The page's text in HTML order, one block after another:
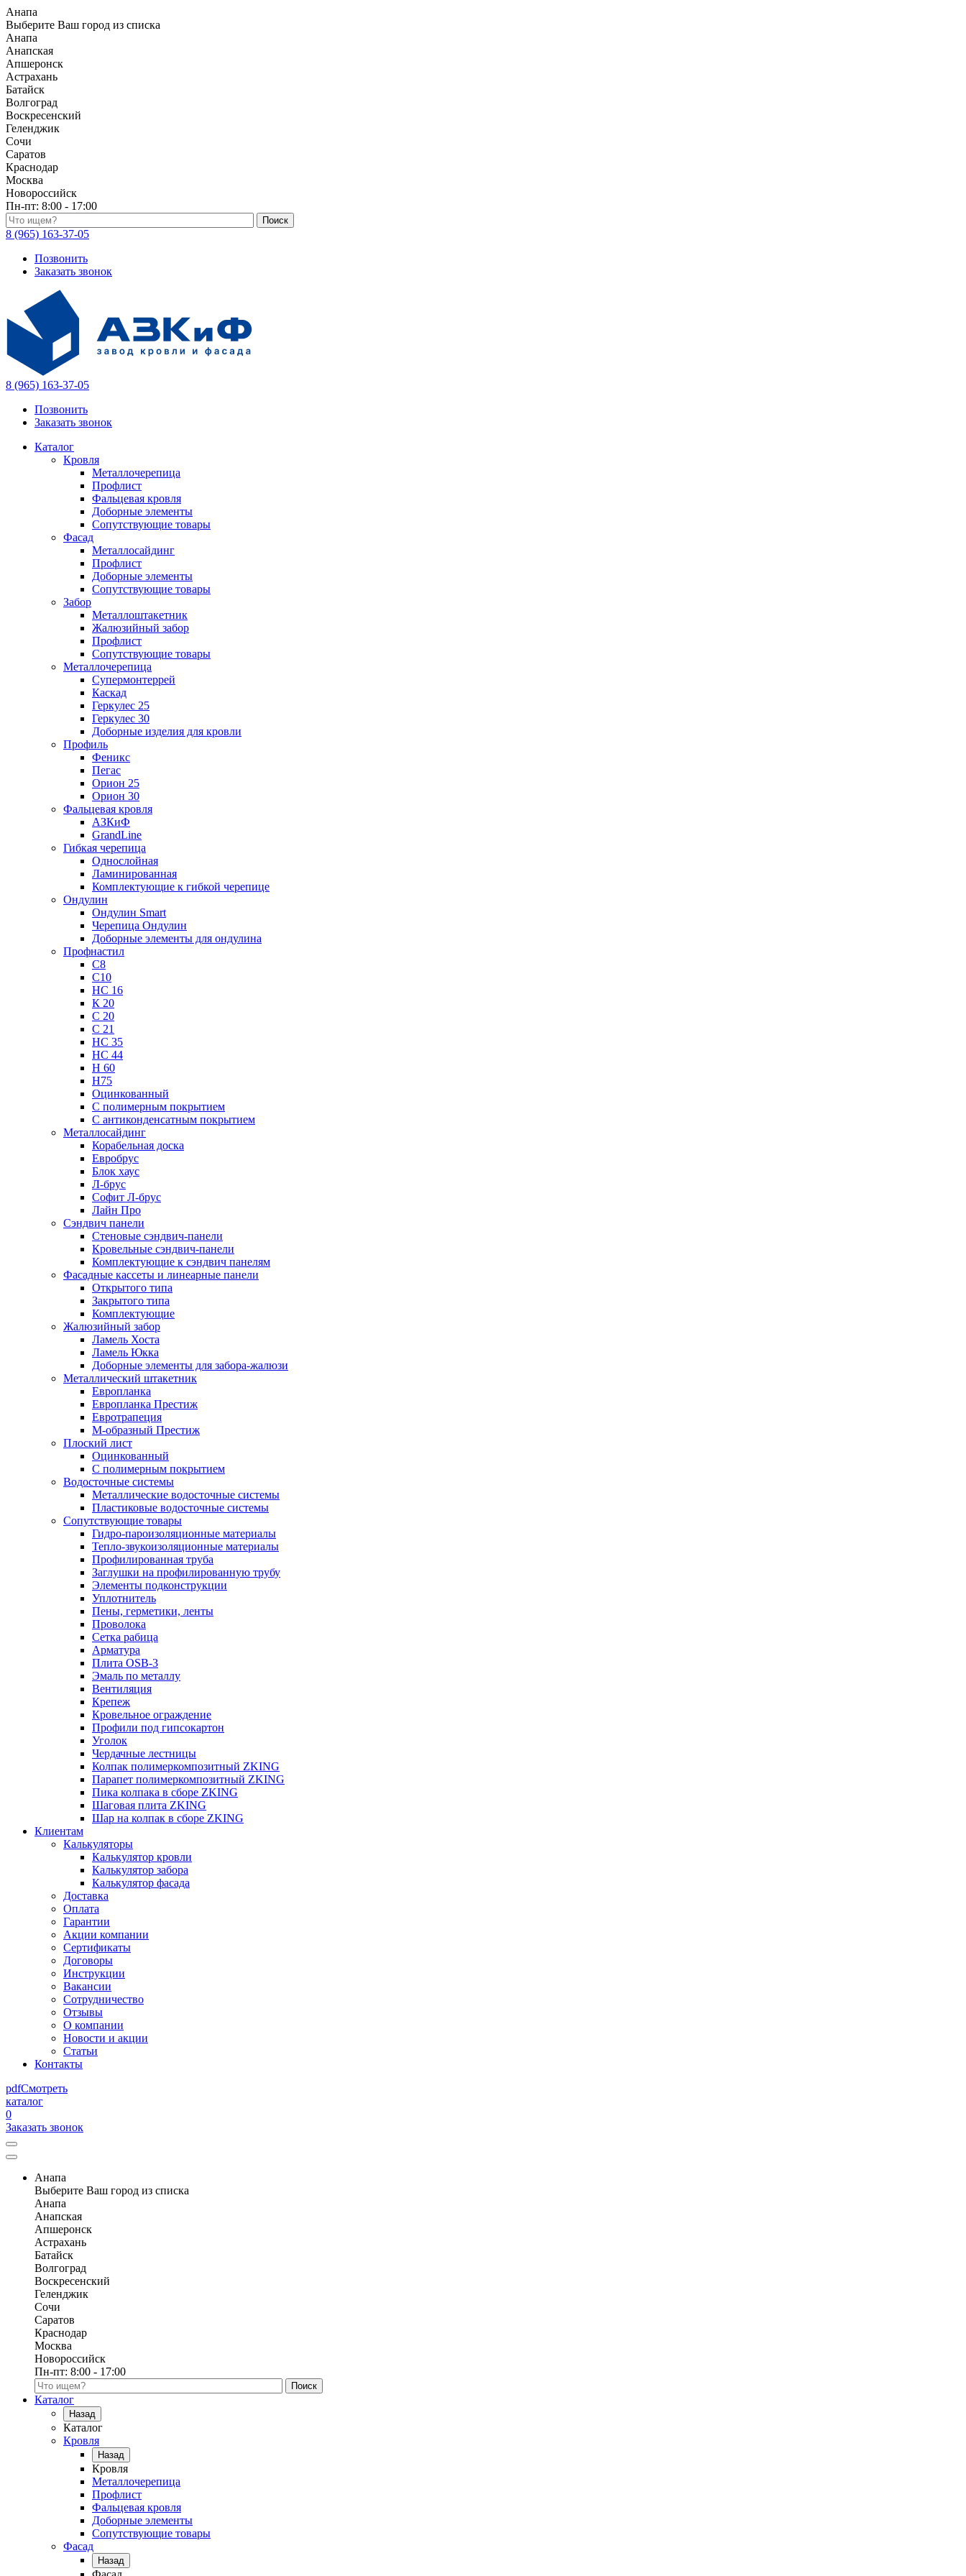
Анапа
Выберите Ваш город из списка
Анапа
Анапская
Апшеронск
Астрахань
Батайск
Волгоград
Воскресенский
Геленджик
Сочи
Саратов
Краснодар
Москва
Новороссийск
Пн-пт: 8:00 - 17:00
Поиск по каталогу
8 (965) 163-37-05
Позвонить
Заказать звонок
8 (965) 163-37-05
Позвонить
Заказать звонок
Каталог
Кровля
Металлочерепица
Профлист
Фальцевая кровля
Доборные элементы
Сопутствующие товары
Фасад
Металлосайдинг
Профлист
Доборные элементы
Сопутствующие товары
Забор
Металлоштакетник
Жалюзийный забор
Профлист
Сопутствующие товары
Металлочерепица
Супермонтеррей
Каскад
Геркулес 25
Геркулес 30
Доборные изделия для кровли
Профиль
Феникс
Пегас
Орион 25
Орион 30
Фальцевая кровля
АЗКиФ
GrandLine
Гибкая черепица
Однослойная
Ламинированная
Комплектующие к гибкой черепице
Ондулин
Ондулин Smart
Черепица Ондулин
Доборные элементы для ондулина
Профнастил
С8
С10
НС 16
К 20
С 20
С 21
НС 35
НС 44
Н 60
Н75
Оцинкованный
С полимерным покрытием
С антиконденсатным покрытием
Металлосайдинг
Корабельная доска
Евробрус
Блок хаус
Л-брус
Софит Л-брус
Лайн Про
Сэндвич панели
Стеновые сэндвич-панели
Кровельные сэндвич-панели
Комплектующие к сэндвич панелям
Фасадные кассеты и линеарные панели
Открытого типа
Закрытого типа
Комплектующие
Жалюзийный забор
Ламель Хоста
Ламель Юкка
Доборные элементы для забора-жалюзи
Металлический штакетник
Европланка
Европланка Престиж
Евротрапеция
М-образный Престиж
Плоский лист
Оцинкованный
С полимерным покрытием
Водосточные системы
Металлические водосточные системы
Пластиковые водосточные системы
Сопутствующие товары
Гидро-пароизоляционные материалы
Тепло-звукоизоляционные материалы
Профилированная труба
Заглушки на профилированную трубу
Элементы подконструкции
Уплотнитель
Пены, герметики, ленты
Проволока
Сетка рабица
Арматура
Плита OSB-3
Эмаль по металлу
Вентиляция
Крепеж
Кровельное ограждение
Профили под гипсокартон
Уголок
Чердачные лестницы
Колпак полимеркомпозитный ZKING
Парапет полимеркомпозитный ZKING
Пика колпака в сборе ZKING
Шаговая плита ZKING
Шар на колпак в сборе ZKING
Клиентам
Калькуляторы
Калькулятор кровли
Калькулятор забора
Калькулятор фасада
Доставка
Оплата
Гарантии
Акции компании
Сертификаты
Договоры
Инструкции
Вакансии
Сотрудничество
Отзывы
О компании
Новости и акции
Статьи
Контакты
pdfСмотреть
каталог
0
Заказать звонок
Анапа
Выберите Ваш город из списка
Анапа
Анапская
Апшеронск
Астрахань
Батайск
Волгоград
Воскресенский
Геленджик
Сочи
Саратов
Краснодар
Москва
Новороссийск
Пн-пт: 8:00 - 17:00
Поиск по каталогу
Каталог
Назад
Каталог
Кровля
Назад
Кровля
Металлочерепица
Профлист
Фальцевая кровля
Доборные элементы
Сопутствующие товары
Фасад
Назад